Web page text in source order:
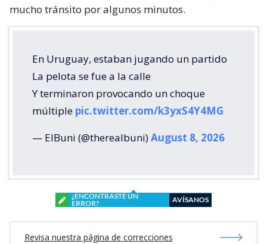
mucho tránsito por algunos minutos.
En Uruguay, estaban jugando un partido
La pelota se fue a la calle
Y terminaron provocando un choque
múltiple pic.twitter.com/k3yxS4Y4MG
— ElBuni (@therealbuni)August 8, 2026
¿ENCONTRASTE UN
ERROR?
AVÍSANOS
Revisa nuestra página de correcciones